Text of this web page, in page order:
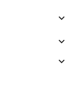


